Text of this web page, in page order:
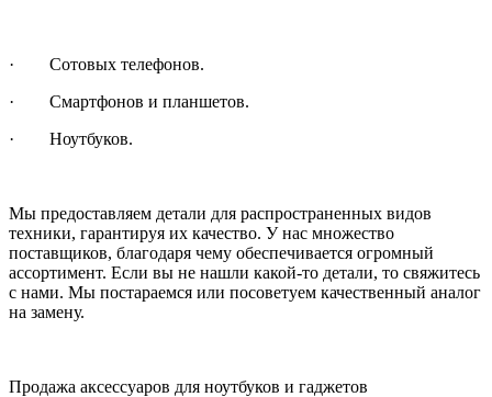
· Сотовых телефонов.
· Смартфонов и планшетов.
· Ноутбуков.
Мы предоставляем детали для распространенных видов
техники, гарантируя их качество. У нас множество
поставщиков, благодаря чему обеспечивается огромный
ассортимент. Если вы не нашли какой-то детали, то свяжитесь
с нами. Мы постараемся или посоветуем качественный аналог
на замену.
Продажа аксессуаров для ноутбуков и гаджетов